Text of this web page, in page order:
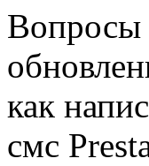
Вопросы
как
смс